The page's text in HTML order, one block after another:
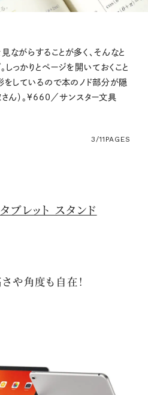
ながらすることが多く、そんなと
しっかりとページを開いておくこと
をしているので本のノド部分が隠
さん）。¥660／サンスター文具
3/11 PAGES
ブレット スタンド
や角度も自在！